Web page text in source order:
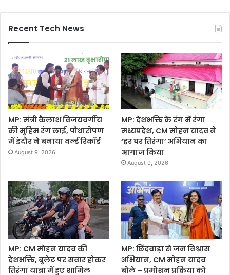
Recent Tech News
MP: मंत्री कैलाश विजयवर्गीय
की मुहिम रंग लाई, पौधारोपण
में इंदौर ने बनाया वर्ल्ड रिकॉर्ड
August 9, 2026
MP: देशभक्ति के रंग में रंगा
मध्यप्रदेश, CM मोहन यादव ने
‘हर घर तिरंगा’ अभियान का
आगाज किया
August 9, 2026
MP: CM मोहन यादव की
देशभक्ति, बुलेट पर सवार होकर
तिरंगा यात्रा में हुए शामिल
MP: छिंदवाड़ा से जन विश्वास
अभियान, CM मोहन यादव
बोले – प्रमोशन प्रक्रिया को